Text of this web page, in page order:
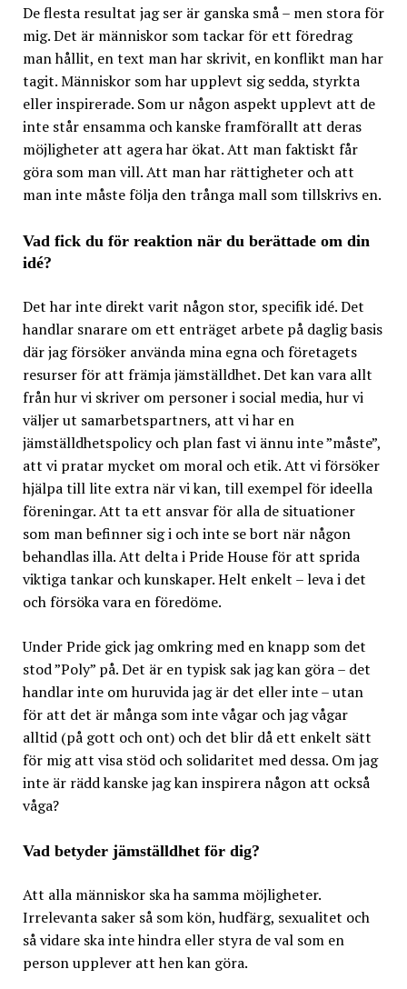
De flesta resultat jag ser är ganska små – men stora för
mig. Det är människor som tackar för ett föredrag
man hållit, en text man har skrivit, en konflikt man har
tagit. Människor som har upplevt sig sedda, styrkta
eller inspirerade. Som ur någon aspekt upplevt att de
inte står ensamma och kanske framförallt att deras
möjligheter att agera har ökat. Att man faktiskt får
göra som man vill. Att man har rättigheter och att
man inte måste följa den trånga mall som tillskrivs en.
Vad fick du för reaktion när du berättade om din
idé?
Det har inte direkt varit någon stor, specifik idé. Det
handlar snarare om ett enträget arbete på daglig basis
där jag försöker använda mina egna och företagets
resurser för att främja jämställdhet. Det kan vara allt
från hur vi skriver om personer i social media, hur vi
väljer ut samarbetspartners, att vi har en
jämställdhetspolicy och plan fast vi ännu inte ”måste”,
att vi pratar mycket om moral och etik. Att vi försöker
hjälpa till lite extra när vi kan, till exempel för ideella
föreningar. Att ta ett ansvar för alla de situationer
som man befinner sig i och inte se bort när någon
behandlas illa. Att delta i Pride House för att sprida
viktiga tankar och kunskaper. Helt enkelt – leva i det
och försöka vara en föredöme.
Under Pride gick jag omkring med en knapp som det
stod ”Poly” på. Det är en typisk sak jag kan göra – det
handlar inte om huruvida jag är det eller inte – utan
för att det är många som inte vågar och jag vågar
alltid (på gott och ont) och det blir då ett enkelt sätt
för mig att visa stöd och solidaritet med dessa. Om jag
inte är rädd kanske jag kan inspirera någon att också
våga?
Vad betyder jämställdhet för dig?
Att alla människor ska ha samma möjligheter.
Irrelevanta saker så som kön, hudfärg, sexualitet och
så vidare ska inte hindra eller styra de val som en
person upplever att hen kan göra.